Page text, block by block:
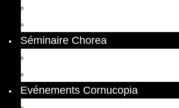
Séminaire Chorea
Evénements Cornucopia